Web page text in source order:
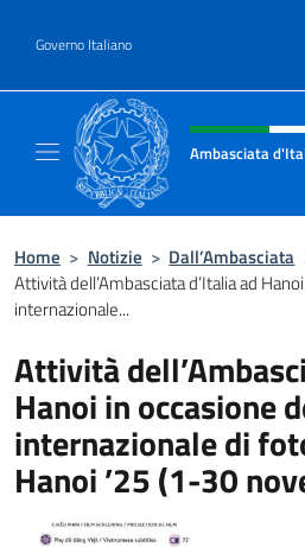
Governo Italiano
Intestazione sito,
Ambasciata
Home > Notizie > Dall’Ambasciata
Attività dell’Ambasciata d’Italia ad
internazionale...
Attività
Hanoi in occasione
internazionale di
Hanoi ’25 (1-30